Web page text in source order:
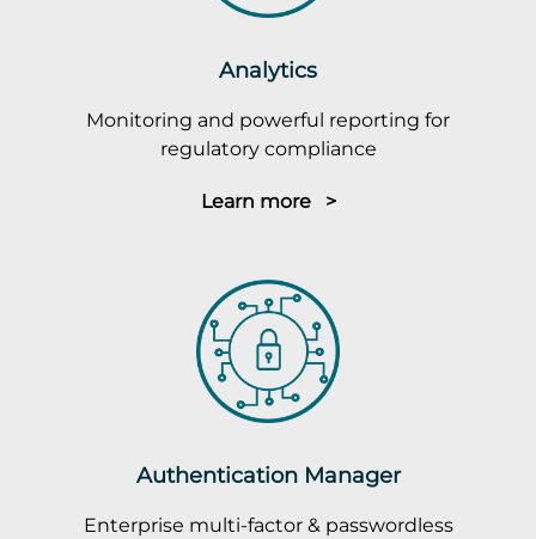
Analytics
Monitoring and powerful reporting for
regulatory compliance
Learn more >
Authentication Manager
Enterprise multi-factor & passwordless